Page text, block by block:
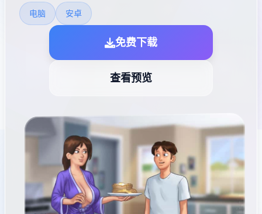
电脑 安卓
免费下载
查看预览